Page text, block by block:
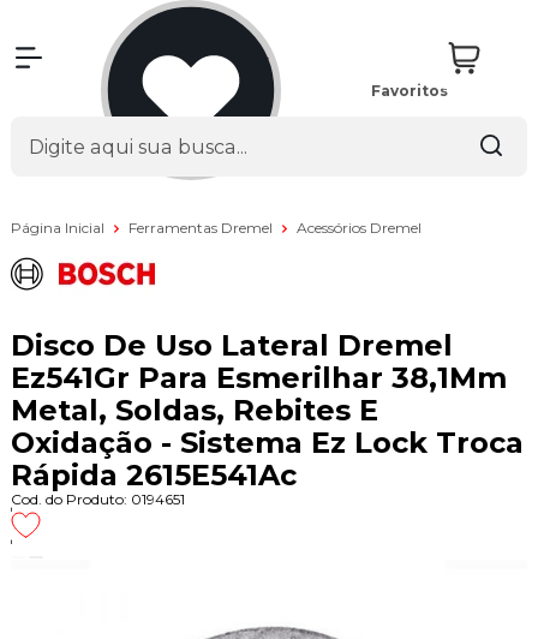
Favoritos
Página Inicial Ferramentas Dremel Acessórios Dremel
Disco De Uso Lateral Dremel
Ez541Gr Para Esmerilhar 38,1Mm
Metal, Soldas, Rebites E
Oxidação - Sistema Ez Lock Troca
Rápida 2615E541Ac
Cod. do Produto: 0194651